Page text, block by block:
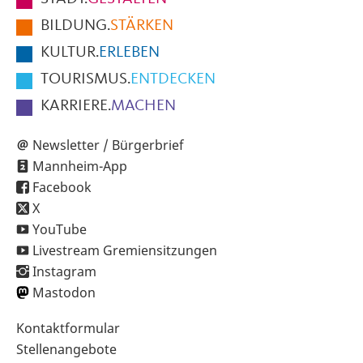
der
SeiteBILDUNG.STÄRKEN
KULTUR.ERLEBEN
TOURISMUS.ENTDECKEN
KARRIERE.MACHEN
Newsletter / Bürgerbrief
Mannheim-App
Facebook
X
YouTube
Livestream Gremiensitzungen
Instagram
Mastodon
Sekundärnavigation
im
Kontaktformular
Stellenangebote